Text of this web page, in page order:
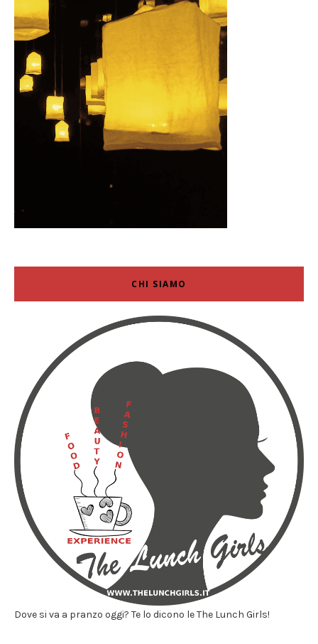
CHI SIAMO
Dove si va a pranzo oggi? Te lo dicono le The Lunch Girls!